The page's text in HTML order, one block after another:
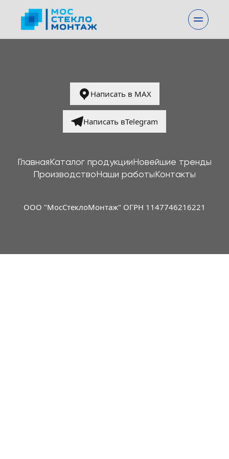
Написать в MAX
Написать вTelegram
ГлавнаяКаталог продукцииНовейшие тренды
ПроизводствоНаши работыКонтакты
ООО "МосСтеклоМонтаж" ОГРН 1147746216221